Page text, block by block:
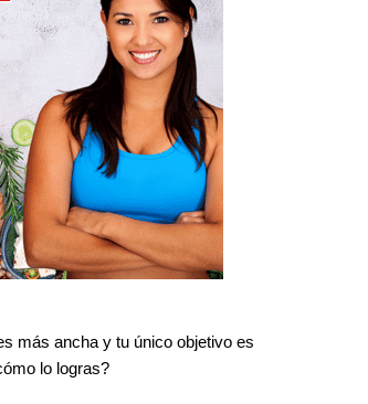
más ancha y tu único objetivo es
lo logras?